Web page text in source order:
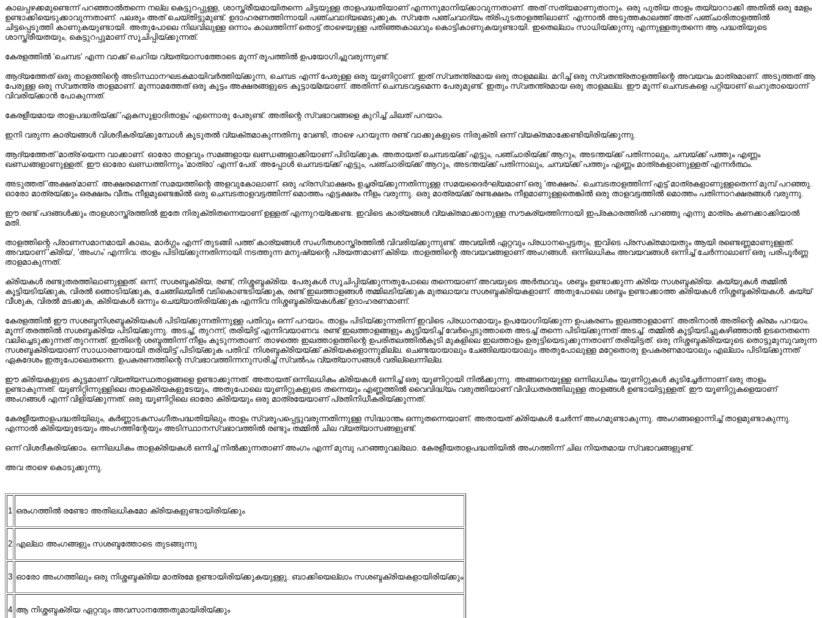
കാലപ്പഴക്കമുണ്ടെന്ന് പറഞ്ഞാൽതന്നെ നല്ല കെട്ടുറപ്പുള്ള, ശാസ്ത്രീയമായിതന്നെ ചിട്ടയുള്ള താളപദ്ധതിയാണ്‌ എന്നനുമാനിയ്ക്കാവുന്നതാണ്‌. അത്‌ സത്യമാണുതാനും. ഒരു പുതിയ താളം തയ്യാറാക്കി അതിൽ ഒരു മേളം
ഉണ്ടാക്കിയെടുക്കാവുന്നതാണ്‌. പലരും അത്‌ ചെയ്തിട്ടുമുണ്ട്‌. ഉദാഹരണത്തിന്നായി പഞ്ചവാദ്യമെടുക്കുക. സ്വതേ പഞ്ചവാദ്യം ത്രിപുടതാളത്തിലാണ്‌. എന്നാൽ അടുത്തകാലത്ത്‌ അത്‌ പഞ്ചാരിതാളത്തിൽ
ചിട്ടപ്പെടുത്തി കാണുകയുണ്ടായി. അതുപോലെ നിലവിലുള്ള ഒന്നാം കാലത്തിന്ന് തൊട്ട്‌ താഴെയുള്ള പതിഞ്ഞകാലവും കൊട്ടികാണുകയുണ്ടായി. ഇതെല്ലാം സാധിയ്ക്കുന്നു എന്നുള്ളതുതന്നെ ആ പദ്ധതിയുടെ
ശാസ്ത്രീയതയും, കെട്ടുറപ്പുമാണ്‌ സൂചിപ്പിയ്ക്കുന്നത്‌.
കേരളത്തിൽ 'ചെമ്പട' എന്ന വാക്ക്‌ ചെറിയ വ്യത്യാസത്തോടെ മൂന്ന് രൂപത്തിൽ ഉപയോഗിച്ചുവരുന്നുണ്ട്‌.
ആദ്യത്തേത്‌ ഒരു താളത്തിന്റെ അടിസ്ഥാനഘടകമായിവർത്തിയ്ക്കുന്ന, ചെമ്പട എന്ന് പേരുള്ള ഒരു യൂണിറ്റാണ്‌. ഇത്‌ സ്വതന്ത്രമായ ഒരു താളമല്ല. മറിച്ച്‌ ഒരു സ്വതന്ത്രതാളത്തിന്റെ അവയവം മാത്രമാണ്‌. അടുത്തത്‌ ആ
പേരുള്ള ഒരു സ്വതന്ത്ര താളമാണ്‌. മൂന്നാമത്തേത്‌ ഒരു കൂട്ടം അക്ഷരങ്ങളുടെ കൂട്ടായ്മയാണ്‌. അതിന്ന് ചെമ്പടവട്ടമെന്ന പേരുമുണ്ട്‌. ഇതും സ്വതന്ത്രമായ ഒരു താളമല്ല. ഈ മൂന്ന് ചെമ്പടകളെ പറ്റിയാണ്‌ ചെറുതായൊന്ന്
വിവരിയ്ക്കാൻ പോകുന്നത്‌.
കേരളീയമായ താളപദ്ധതിയ്ക്ക്‌ 'ഏകസൂളാദിതാളം' എന്നൊരു പേരുണ്ട്‌. അതിന്റെ സ്വഭാവങ്ങളെ കുറിച്ച്‌ ചിലത്‌ പറയാം.
ഇനി വരുന്ന കാര്യങ്ങൾ വിശദീകരിയ്ക്കുമ്പോൾ കൂടുതൽ വ്യക്തമാകുന്നതിനു വേണ്ടി, താഴെ പറയുന്ന രണ്ട്‌ വാക്കുകളുടെ നിരുക്തി ഒന്ന് വ്യക്തമാക്കേണ്ടിയിരിയ്ക്കുന്നു.
ആദ്യത്തേത്‌ 'മാത്ര'യെന്ന വാക്കാണ്‌. ഓരോ താളവും സമങ്ങളായ ഖണ്ഡങ്ങളാക്കിയാണ്‌ പിടിയ്ക്കുക. അതായത്‌ ചെമ്പടയ്ക്ക്‌ എട്ടും, പഞ്ചാരിയ്ക്ക്‌ ആറും, അടന്തയ്ക്ക്‌ പതിന്നാലും, ചമ്പയ്ക്ക്‌ പത്തും എണ്ണം
ഖണ്ഡങ്ങളാണുള്ളത്‌. ഈ ഓരോ ഖണ്ഡത്തിന്നും 'മാത്രാ' എന്ന് പേര്‌. അപ്പോൾ ചെമ്പടയ്ക്ക്‌ എട്ടും, പഞ്ചാരിയ്ക്ക്‌ ആറും, അടന്തയ്ക്ക്‌ പതിന്നാലും, ചമ്പയ്ക്ക്‌ പത്തും എണ്ണം മാത്രകളാണുള്ളത്‌ എന്നർത്ഥം.
അടുത്തത്‌ 'അക്ഷര'മാണ്‌. അക്ഷരമെന്നത്‌ സമയത്തിന്റെ അളവുകോലാണ്‌. ഒരു ഹ്രസ്വാക്ഷരം ഉച്ചരിയ്ക്കുന്നതിന്നുള്ള സമയദൈർഘ്യമാണ്‌ ഒരു 'അക്ഷരം'. ചെമ്പടതാളത്തിന്ന് എട്ട്‌ മാത്രകളാണുള്ളതെന്ന് മുമ്പ്‌ പറഞ്ഞു.
ഓരോ മാത്രയ്ക്കും ഒരക്ഷരം വീതം നീളമുണ്ടെങ്കിൽ ഒരു ചെമ്പടതാളവട്ടത്തിന്ന് മൊത്തം എട്ടക്ഷരം നീളം വരുന്നു. ഒരു മാത്രയ്ക്ക്‌ രണ്ടക്ഷരം നീളമാണുള്ളതെങ്കിൽ ഒരു താളവട്ടത്തിൽ മൊത്തം പതിന്നാറക്ഷരങ്ങൾ വരുന്നു.
ഈ രണ്ട്‌ പദങ്ങൾക്കും താളശാസ്ത്രത്തിൽ ഇതേ നിരുക്തിതന്നെയാണ്‌ ഉള്ളത്‌ എന്നുറയ്ക്കേണ്ട. ഇവിടെ കാര്യങ്ങൾ വ്യക്തമാക്കാനുള്ള സൗകര്യത്തിന്നായി ഇപ്രകാരത്തിൽ പറഞ്ഞു എന്നു മാത്രം കണക്കാക്കിയാൽ
മതി.
താളത്തിന്റെ പ്രാണസമാനമായി കാലം, മാർഗ്ഗം എന്ന് തുടങ്ങി പത്ത്‌ കാര്യങ്ങൾ സംഗീതശാസ്ത്രത്തിൽ വിവരിയ്ക്കുന്നുണ്ട്‌. അവയിൽ ഏറ്റവും പ്രധാനപ്പെട്ടതും, ഇവിടെ പ്രസക്തമായതും ആയി രണ്ടെണ്ണമാണുള്ളത്‌.
അവയാണ്‌ 'ക്രിയ', 'അംഗം' എന്നിവ. താളം പിടിയ്ക്കുന്നതിന്നായി നടത്തുന്ന മനുഷ്യന്റെ പ്രയത്നമാണ്‌ ക്രിയ. താളത്തിന്റെ അവയവങ്ങളാണ്‌ അംഗങ്ങൾ. ഒന്നിലധികം അവയവങ്ങൾ ഒന്നിച്ച്‌ ചേർന്നാലാണ്‌ ഒരു പരിപൂർണ്ണ
താളമാകുന്നത്‌.
ക്രിയകൾ രണ്ടുതരത്തിലാണുള്ളത്‌. ഒന്ന്, സശബ്ദക്രിയ, രണ്ട്‌, നിശ്ശബ്ദക്രിയ. പേരുകൾ സൂചിപ്പിയ്ക്കുന്നതുപോലെ തന്നെയാണ്‌ അവയുടെ അർത്ഥവും. ശബ്ദം ഉണ്ടാക്കുന്ന ക്രിയ സശബ്ദക്രിയ. കയ്യുകൾ തമ്മിൽ
കൂട്ടിയടിയ്ക്കുക, വിരൽ ഞൊടിയ്ക്കുക, ചേങ്ങിലയിൽ വടികൊണ്ടടിയ്ക്കുക, രണ്ട്‌ ഇലത്താളങ്ങൾ തമ്മിലടിയ്ക്കുക മുതലായവ സശബ്ദക്രിയകളാണ്‌. അതുപോലെ ശബ്ദം ഉണ്ടാക്കാത്ത ക്രിയകൾ നിശ്ശബ്ദക്രിയകൾ. കയ്യ്‌
വീശുക, വിരൽ മടക്കുക, ക്രിയകൾ ഒന്നും ചെയ്യാതിരിയ്ക്കുക എന്നിവ നിശ്ശബ്ദക്രിയകൾക്ക്‌ ഉദാഹരണമാണ്‌.
കേരളത്തിൽ ഈ സശബ്ദനിശബ്ദക്രിയകൾ പിടിയ്ക്കുന്നതിന്നുള്ള പതിവും ഒന്ന് പറയാം. താളം പിടിയ്ക്കുന്നതിന്ന് ഇവിടെ പ്രധാനമായും ഉപയോഗിയ്ക്കുന്ന ഉപകരണം ഇലത്താളമാണ്‌. അതിനാൽ അതിന്റെ ക്രമം പറയാം.
മൂന്ന് തരത്തിൽ സശബ്ദക്രിയ പിടിയ്ക്കുന്നു. അടച്ച്‌, തുറന്ന്, തരിയിട്ട്‌ എന്നിവയാണവ. രണ്ട്‌ ഇലത്താളങ്ങളും കൂട്ടിയടിച്ച്‌ വേർപ്പെടുത്താതെ അടച്ച്‌ തന്നെ പിടിയ്ക്കുന്നത്‌ അടച്ച്‌. തമ്മിൽ കൂട്ടിയടിച്ചുകഴിഞ്ഞാൽ ഉടനെതന്നെ
വലിച്ചെടുക്കുന്നത്‌ തുറന്നത്‌. ഇതിന്റെ ശബ്ദത്തിന്ന് നീളം കൂടുന്നതാണ്‌. താഴത്തെ ഇലത്താളത്തിന്റെ ഉപരിതലത്തിൽകൂടി മുകളിലെ ഇലത്താളം ഉരുട്ടിയെടുക്കുന്നതാണ്‌ തരിയിട്ടത്‌. ഒരു നിശ്ശബ്ദക്രിയയുടെ തൊട്ടുമുമ്പുവരുന്ന
സശബ്ദക്രിയയാണ്‌ സാധാരണയായി തരിയിട്ട്‌ പിടിയ്ക്കുക പതിവ്‌. നിശബ്ദക്രിയയ്ക്ക്‌ ക്രിയകളൊന്നുമില്ല. ചെണ്ടയായാലും ചേങ്ങിലയായാലും അതുപോലുള്ള മറ്റേതൊരു ഉപകരണമായാലും എല്ലാം പിടിയ്ക്കുന്നത്‌
ഏകദേശം ഇതുപോലെതന്നെ. ഉപകരണത്തിന്റെ സ്വഭാവത്തിന്നനുസരിച്ച്‌ സ്വൽപം വ്യത്യാസങ്ങൾ വരില്ലെന്നില്ല.
ഈ ക്രിയകളുടെ കൂട്ടമാണ്‌ വ്യത്യസ്ഥതാളങ്ങളെ ഉണ്ടാക്കുന്നത്‌. അതായത്‌ ഒന്നിലധികം ക്രിയകൾ ഒന്നിച്ച്‌ ഒരു യൂണിറ്റായി നിൽക്കുന്നു. അങ്ങനെയുള്ള ഒന്നിലധികം യൂണിറ്റുകൾ കൂടിച്ചേർന്നാണ്‌ ഒരു താളം
ഉണ്ടാകുന്നത്‌. യൂണിറ്റിന്നുള്ളിലെ താളക്രിയകളുടേയും, അതുപോലെ യൂണിറ്റുകളുടെ തന്നെയും എണ്ണത്തിൽ വൈവിദ്ധ്യം വരുത്തിയാണ്‌ വിവിധതരത്തിലുള്ള താളങ്ങൾ ഉണ്ടായിട്ടുള്ളത്‌. ഈ യൂണിറ്റുകളെയാണ്‌
അംഗങ്ങൾ എന്ന് വിളിയ്ക്കുന്നത്‌. ഒരു യൂണിറ്റിലെ ഓരോ ക്രിയയും ഒരു മാത്രയേയാണ്‌ പ്രതിനിധീകരിയ്ക്കുന്നത്‌.
കേരളീയതാളപദ്ധതിയിലും, കർണ്ണാടകസംഗീതപദ്ധതിയിലും താളം സ്വരൂപപ്പെട്ടുവരുന്നതിന്നുള്ള സിദ്ധാന്തം ഒന്നുതന്നെയാണ്‌. അതായത്‌ ക്രിയകൾ ചേർന്ന് അംഗമുണ്ടാകുന്നു. അംഗങ്ങളൊന്നിച്ച്‌ താളമുണ്ടാകുന്നു.
എന്നാൽ ക്രിയയുടേയും അംഗത്തിന്റേയും അടിസ്ഥാനസ്വഭാവത്തിൽ രണ്ടും തമ്മിൽ ചില വ്യത്യാസങ്ങളുണ്ട്‌.
ഒന്ന് വിശദീകരിയ്ക്കാം. ഒന്നിലധികം താളക്രിയകൾ ഒന്നിച്ച്‌ നിൽക്കുന്നതാണ്‌ അംഗം എന്ന് മുമ്പു പറഞ്ഞുവല്ലോ. കേരളീയതാളപദ്ധതിയിൽ അംഗത്തിന്ന് ചില നിയതമായ സ്വഭാവങ്ങളുണ്ട്‌.
അവ താഴെ കൊടുക്കുന്നു.
1 ഒരംഗത്തില്‍ രണ്ടോ അതിലധികമോ ക്രിയകളുണ്ടായിരിയ്ക്കും
2 എല്ലാ അംഗങ്ങളും സശബ്ദത്തോടെ തുടങ്ങുന്നു
3 ഓരോ അംഗത്തിലും ഒരു നിശ്ശബ്ദക്രിയ മാത്രമേ ഉണ്ടായിരിയ്ക്കുകയുള്ളു. ബാക്കിയെല്ലാം സശബ്ദക്രിയകളായിരിയ്ക്കും
4 ആ നിശ്ശബ്ദക്രിയ ഏറ്റവും അവസാനത്തേതുമായിരിയ്ക്കും